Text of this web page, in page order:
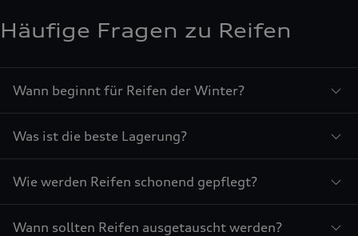
Häufige Fragen zu Reifen
Wann beginnt für Reifen der Winter?
Was ist die beste Lagerung?
Wie werden Reifen schonend gepflegt?
Wann sollten Reifen ausgetauscht werden?